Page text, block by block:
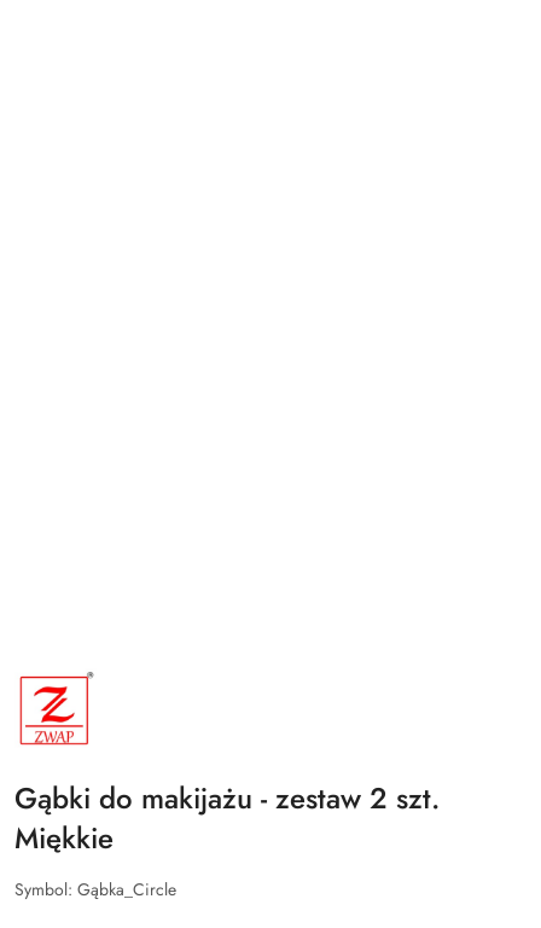
NAZWA
PRODUCENTA:
ZWAP
Gąbki do makijażu - zestaw 2 szt.
Miękkie
Symbol: Gąbka_Circle